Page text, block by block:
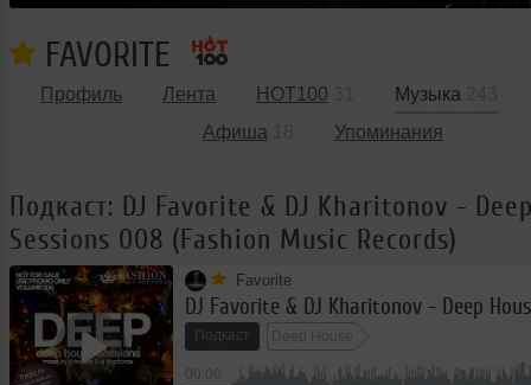
FAVORITE
Профиль Лента HOT100 Музыка
Афиша
Упоминания
Подкаст: DJ Favorite & DJ Kharitonov -
Sessions 008 (Fashion Music Records)
Favorite
Подкаст Deep House